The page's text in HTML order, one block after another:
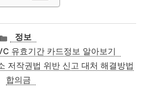
카
테
고
리
정보
유효기간 카드정보 알아보기
저작권법 위반 신고 대처 해결방법
합의금